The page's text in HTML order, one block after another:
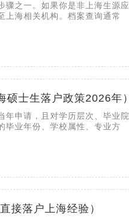
骤之一。如果你是非上海生源应
上海相关机构。档案查询通常
士生落户政策2026年）
年申请，且对学历层次、毕业院
毕业年份、学校属性、专业方
接落户上海经验）